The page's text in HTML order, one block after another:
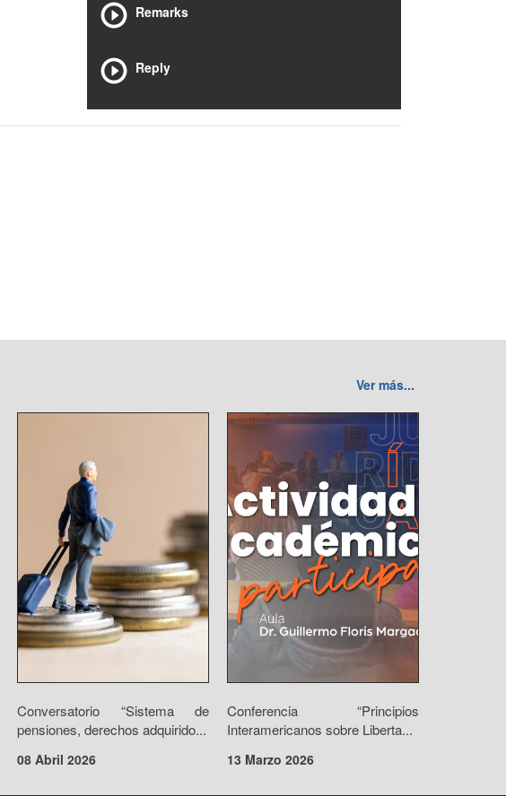
Remarks
Reply
Ver más...
Conversatorio “Sistema de
pensiones, derechos adquirido...
08 Abril 2026
Conferencia “Principios
Interamericanos sobre Liberta...
13 Marzo 2026